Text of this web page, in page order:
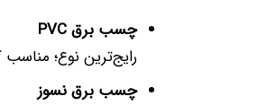
چسب برق PVC
رایج‌ترین نوع؛
چسب برق نسوز